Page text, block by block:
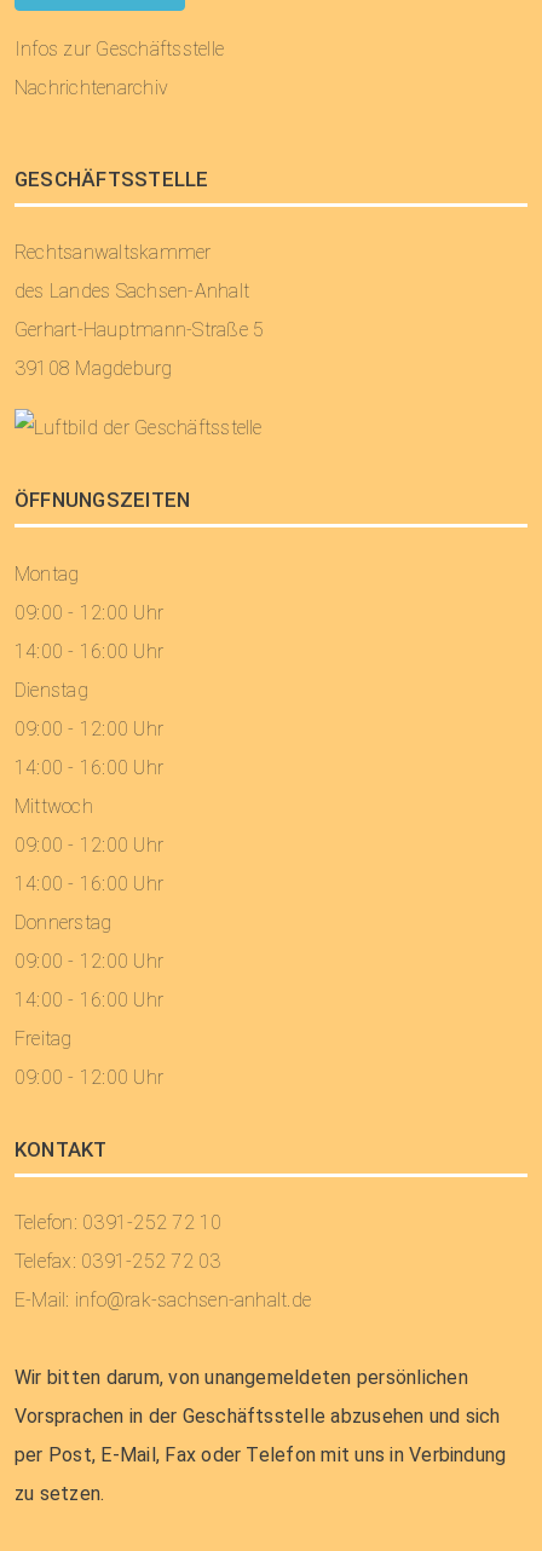
Infos zur Geschäftsstelle
Nachrichtenarchiv
GESCHÄFTSSTELLE
Rechtsanwaltskammer
des Landes Sachsen-Anhalt
Gerhart-Hauptmann-Straße 5
39108 Magdeburg
ÖFFNUNGSZEITEN
Montag
09:00 - 12:00 Uhr
14:00 - 16:00 Uhr
Dienstag
09:00 - 12:00 Uhr
14:00 - 16:00 Uhr
Mittwoch
09:00 - 12:00 Uhr
14:00 - 16:00 Uhr
Donnerstag
09:00 - 12:00 Uhr
14:00 - 16:00 Uhr
Freitag
09:00 - 12:00 Uhr
KONTAKT
Telefon: 0391-252 72 10
Telefax: 0391-252 72 03
E-Mail: info@rak-sachsen-anhalt.de
Wir bitten darum, von unangemeldeten persönlichen
Vorsprachen in der Geschäftsstelle abzusehen und sich
per Post, E-Mail, Fax oder Telefon mit uns in Verbindung
zu setzen.